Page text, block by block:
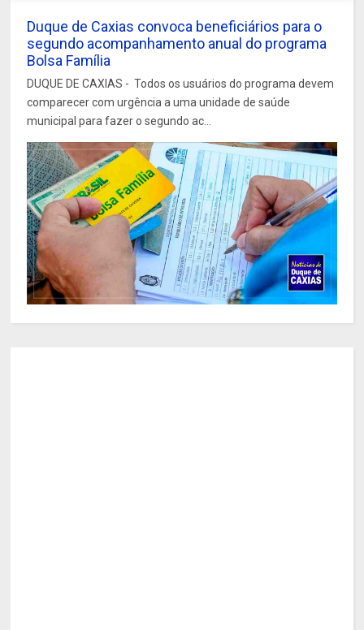
Duque de Caxias convoca beneficiários para o
segundo acompanhamento anual do programa
Bolsa Família
DUQUE DE CAXIAS - Todos os usuários do programa devem
comparecer com urgência a uma unidade de saúde
municipal para fazer o segundo ac...